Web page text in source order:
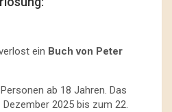
ein Buch von Peter
ab 18 Jahren. Das
2025 bis zum 22.